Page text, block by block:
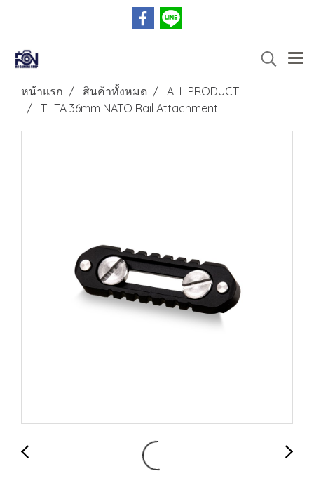
หน้าแรก สินค้าทั้งหมด
ALL PRODUCT
TILTA 36mm NATO Rail Attachment